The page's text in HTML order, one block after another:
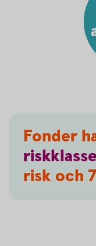
Fonder
risk och